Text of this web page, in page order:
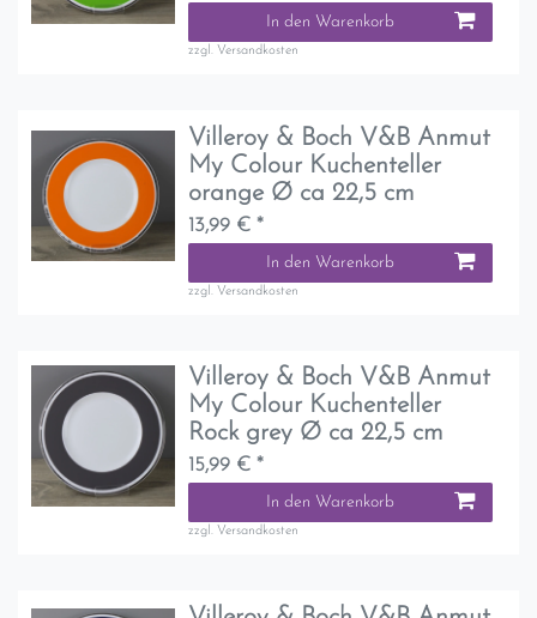
In den Warenkorb
zzgl. Versandkosten
Villeroy & Boch V&B Anmut
My Colour Kuchenteller
orange Ø ca 22,5 cm
13,99 € *
In den Warenkorb
zzgl. Versandkosten
Villeroy & Boch V&B Anmut
My Colour Kuchenteller
Rock grey Ø ca 22,5 cm
15,99 € *
In den Warenkorb
zzgl. Versandkosten